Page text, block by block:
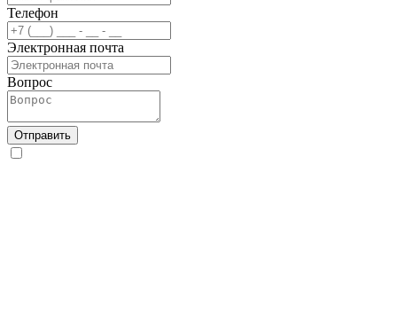
Телефон
Электронная почта
Вопрос
Отправить